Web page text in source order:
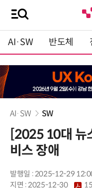
AI·SW 반도체
AI·SW SW
[2025 10대 뉴
비스 장애
발행일 : 2025-12-29
지면 :2025-12-30